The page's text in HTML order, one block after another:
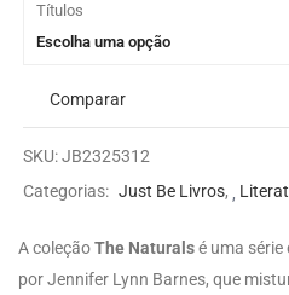
Títulos
Escolha uma opção
Comparar
SKU:JB2325312
Categorias: Just Be Livros,
A coleçãoThe Naturalsé uma série
por Jennifer Lynn Barnes, que